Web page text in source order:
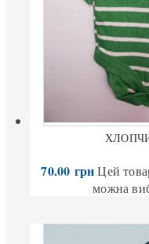
70.00 грн Цей
можна